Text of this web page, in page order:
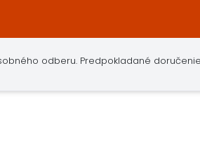
odberu. Predpokladané doručenie: